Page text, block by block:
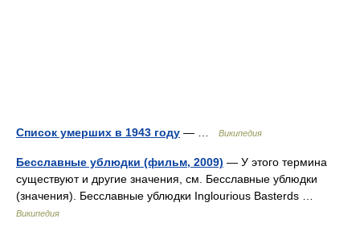
Список умерших в 1943 году — … Википедия
Бесславные ублюдки (фильм, 2009) — У этого термина
существуют и другие значения, см. Бесславные ублюдки
(значения). Бесславные ублюдки Inglourious Basterds …
Википедия